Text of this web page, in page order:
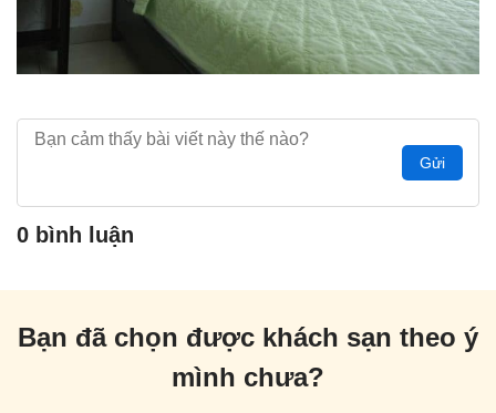
Gửi
0 bình luận
Bạn đã chọn được khách sạn theo ý
mình chưa?